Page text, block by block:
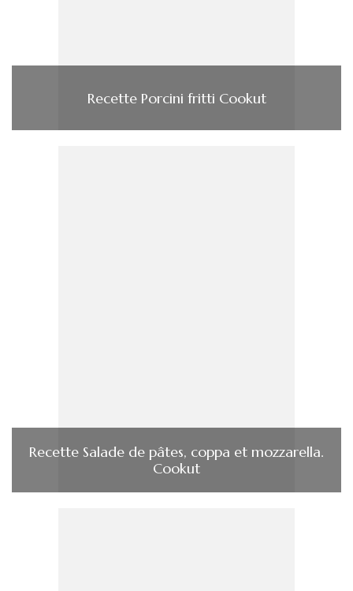
Recette Porcini fritti Cookut
Recette Salade de pâtes, coppa et mozzarella.
Cookut